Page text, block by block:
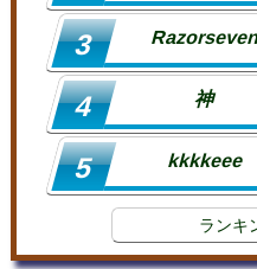
3
4 神
5 kkkkeee
ランキ